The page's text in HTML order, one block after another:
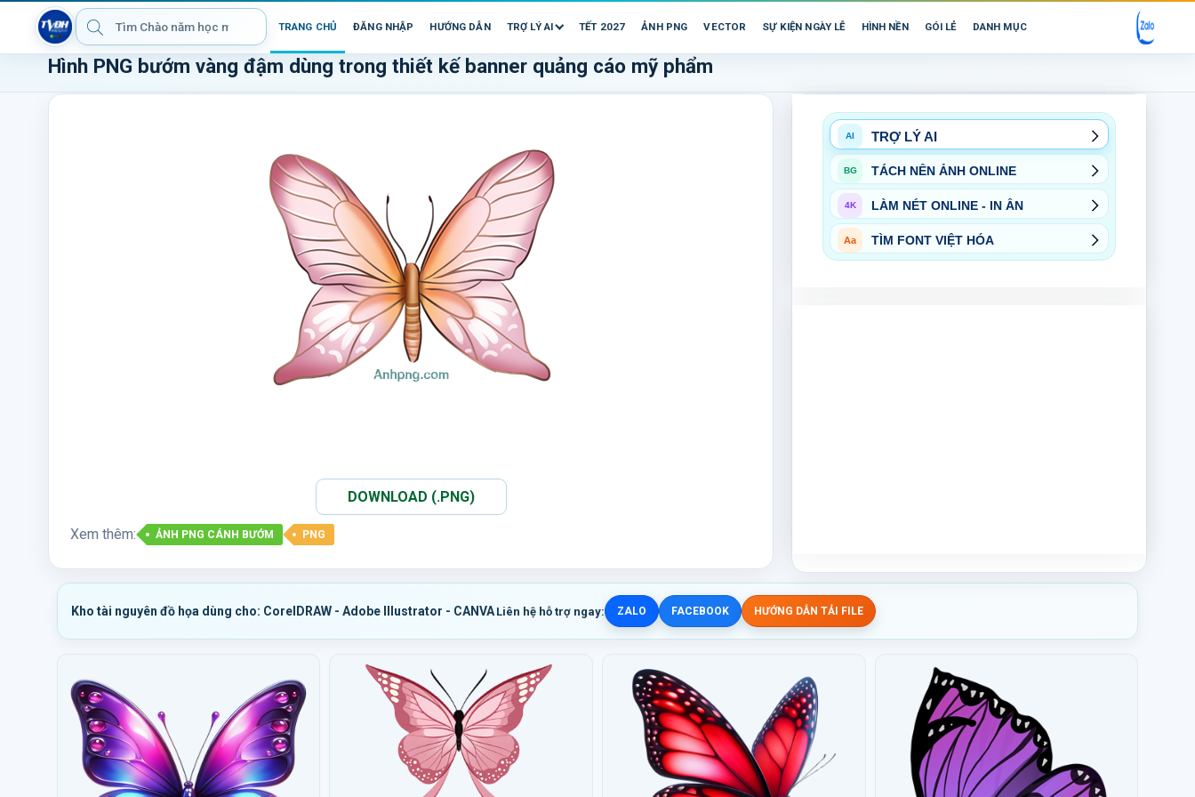
TRANG CHỦ ĐĂNG NHẬP HƯỚNG DẪN TRỢ LÝ AI TẾT 2027 ẢNH PNG VECTOR SỰ KIỆN NGÀY LỄ HÌNH NỀN GÓI LẺ DANH MỤC
Hình PNG bướm vàng đậm dùng trong thiết kế banner quảng cáo mỹ phẩm
DOWNLOAD (.PNG)
Xem thêm: ẢNH PNG CÁNH BƯỚM PNG
AI TRỢ LÝ AI
BG TÁCH NỀN ẢNH ONLINE
4K LÀM NÉT ONLINE - IN ẤN
Aa TÌM FONT VIỆT HÓA
Kho tài nguyên đồ họa dùng cho: CorelDRAW - Adobe Illustrator - CANVA Liên hệ hỗ trợ ngay: ZALO FACEBOOK HƯỚNG DẪN TẢI FILE